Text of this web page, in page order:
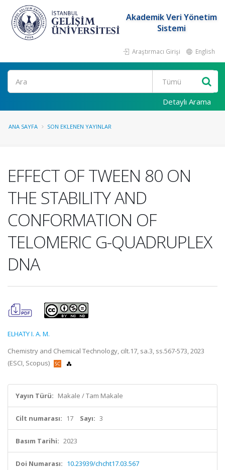
Akademik Veri Yönetim
Sistemi
Araştırmacı Girişi English
Ara
Detaylı Arama
ANA SAYFA SON EKLENEN YAYINLAR
EFFECT OF TWEEN 80 ON
THE STABILITY AND
CONFORMATION OF
TELOMERIC G-QUADRUPLEX
DNA
ELHATY I. A. M.
Chemistry and Chemical Technology, cilt.17, sa.3, ss.567-573, 2023
(ESCI, Scopus)
Yayın Türü: Makale / Tam Makale
Cilt numarası: 17 Sayı: 3
Basım Tarihi: 2023
Doi Numarası: 10.23939/chcht17.03.567